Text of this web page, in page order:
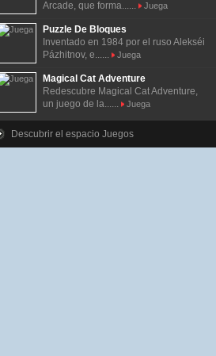
Arcade, que forma......
Juega
Puzzle De Bloques
Inventado en 1984 por el ruso Alekséi
Pázhitnov, e......
Juega
Magical Cat Adventure
Redescubre Magical Cat Adventure,
un juego de la......
Juega
Descubrir el espacio Juegos